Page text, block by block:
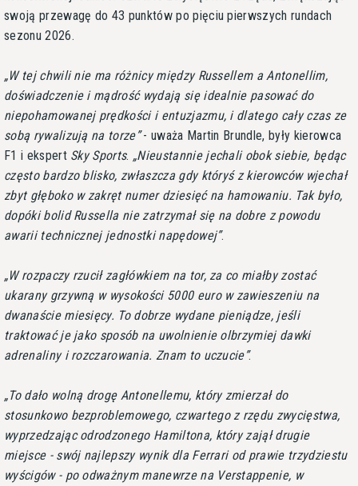
swoją przewagę do 43 punktów po pięciu pierwszych rundach
sezonu 2026.
W tej chwili nie ma różnicy między Russellem a Antonellim,
doświadczenie i mądrość wydają się idealnie pasować do
niepohamowanej prędkości i entuzjazmu, i dlatego cały czas ze
sobą rywalizują na torze - uważa Martin Brundle, były kierowca
F1 i ekspert Sky Sports.
Nieustannie jechali obok siebie, będąc
często bardzo blisko, zwłaszcza gdy któryś z kierowców wjechał
zbyt głęboko w zakręt numer dziesięć na hamowaniu. Tak było,
dopóki bolid Russella nie zatrzymał się na dobre z powodu
awarii technicznej jednostki napędowej .
W rozpaczy rzucił zagłówkiem na tor, za co miałby zostać
ukarany grzywną w wysokości 5000 euro w zawieszeniu na
dwanaście miesięcy. To dobrze wydane pieniądze, jeśli
traktować je jako sposób na uwolnienie olbrzymiej dawki
adrenaliny i rozczarowania. Znam to uczucie .
To dało wolną drogę Antonellemu, który zmierzał do
stosunkowo bezproblemowego, czwartego z rzędu zwycięstwa,
wyprzedzając odrodzonego Hamiltona, który zajął drugie
miejsce - swój najlepszy wynik dla Ferrari od prawie trzydziestu
wyścigów - po odważnym manewrze na Verstappenie, w